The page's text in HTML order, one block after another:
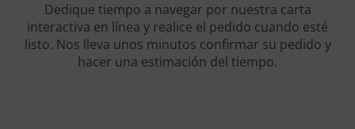
Dedique tiempo a navegar por nuestra carta
interactiva en línea y realice el pedido cuando esté
listo. Nos lleva unos minutos confirmar su pedido y
hacer una estimación del tiempo.